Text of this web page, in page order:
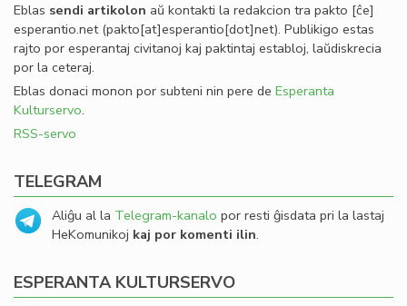
Eblas sendi artikolon aŭ kontakti la redakcion tra pakto [ĉe]
esperantio.net(pakto[at]esperantio[dot]net). Publikigo estas
rajto por esperantaj civitanoj kaj paktintaj establoj, laŭdiskrecia
por la ceteraj.
Eblas donaci monon por subteni nin pere de Esperanta
Kulturservo.
RSS-servo
TELEGRAM
Aliĝu al la Telegram-kanalo por resti ĝisdata pri la lastaj
HeKomunikoj kaj por komenti ilin.
ESPERANTA KULTURSERVO